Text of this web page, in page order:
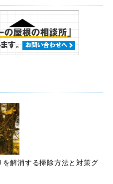
解消する掃除方法と対策グ